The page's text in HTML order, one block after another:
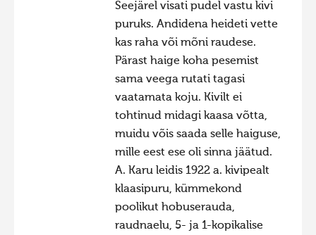
Seejärel visati pudel vastu kivi
puruks. Andidena heideti vette
kas raha või mõni raudese.
Pärast haige koha pesemist
sama veega rutati tagasi
vaatamata koju. Kivilt ei
tohtinud midagi kaasa võtta,
muidu võis saada selle haiguse,
mille eest ese oli sinna jäätud.
A. Karu leidis 1922 a. kivipealt
klaasipuru, kümmekond
poolikut hobuserauda,
raudnaelu, 5- ja 1-kopikalise